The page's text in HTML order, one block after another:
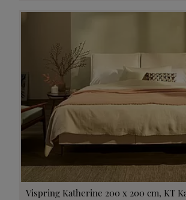
Vispring Katherine 200 x 200 cm, KT